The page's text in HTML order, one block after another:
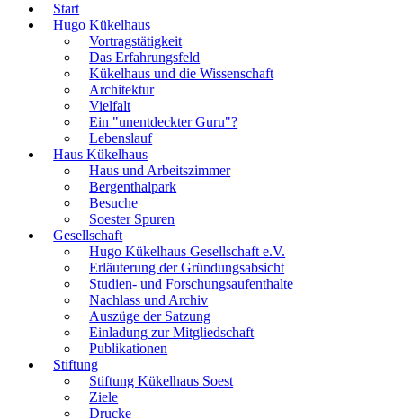
Start
Hugo Kükelhaus
Vortragstätigkeit
Das Erfahrungsfeld
Kükelhaus und die Wissenschaft
Architektur
Vielfalt
Ein "unentdeckter Guru"?
Lebenslauf
Haus Kükelhaus
Haus und Arbeitszimmer
Bergenthalpark
Besuche
Soester Spuren
Gesellschaft
Hugo Kükelhaus Gesellschaft e.V.
Erläuterung der Gründungsabsicht
Studien- und Forschungsaufenthalte
Nachlass und Archiv
Auszüge der Satzung
Einladung zur Mitgliedschaft
Publikationen
Stiftung
Stiftung Kükelhaus Soest
Ziele
Drucke